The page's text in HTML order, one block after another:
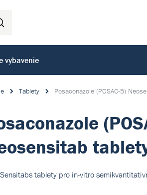
vybavenie
Tablety Posaconazole (POSAC-5)
tablety pro in-vitro